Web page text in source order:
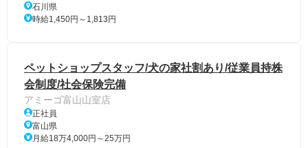
石川県
時給1,450円～1,813円
ペットショップスタッフ/犬の家社割あり/従業員持株
会制度/社会保険完備
アミーゴ富山山室店
正社員
富山県
月給18万4,000円～25万円